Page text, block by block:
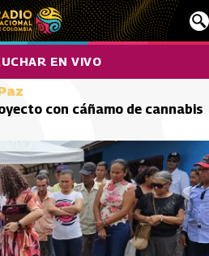
EN VIVO
con cáñamo de cannabis